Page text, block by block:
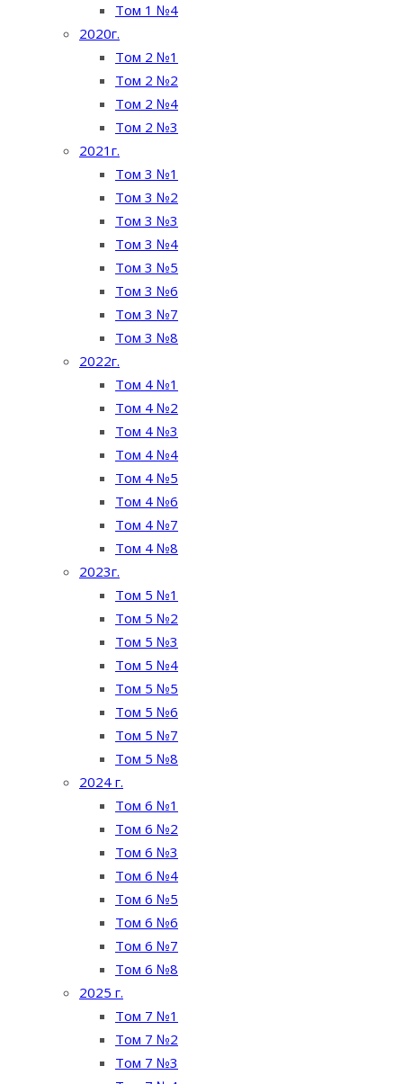
Том 1 №4
2020г.
Том 2 №1
Том 2 №2
Том 2 №4
Том 2 №3
2021г.
Том 3 №1
Том 3 №2
Том 3 №3
Том 3 №4
Том 3 №5
Том 3 №6
Том 3 №7
Том 3 №8
2022г.
Том 4 №1
Том 4 №2
Том 4 №3
Том 4 №4
Том 4 №5
Том 4 №6
Том 4 №7
Том 4 №8
2023г.
Том 5 №1
Том 5 №2
Том 5 №3
Том 5 №4
Том 5 №5
Том 5 №6
Том 5 №7
Том 5 №8
2024 г.
Том 6 №1
Том 6 №2
Том 6 №3
Том 6 №4
Том 6 №5
Том 6 №6
Том 6 №7
Том 6 №8
2025 г.
Том 7 №1
Том 7 №2
Том 7 №3